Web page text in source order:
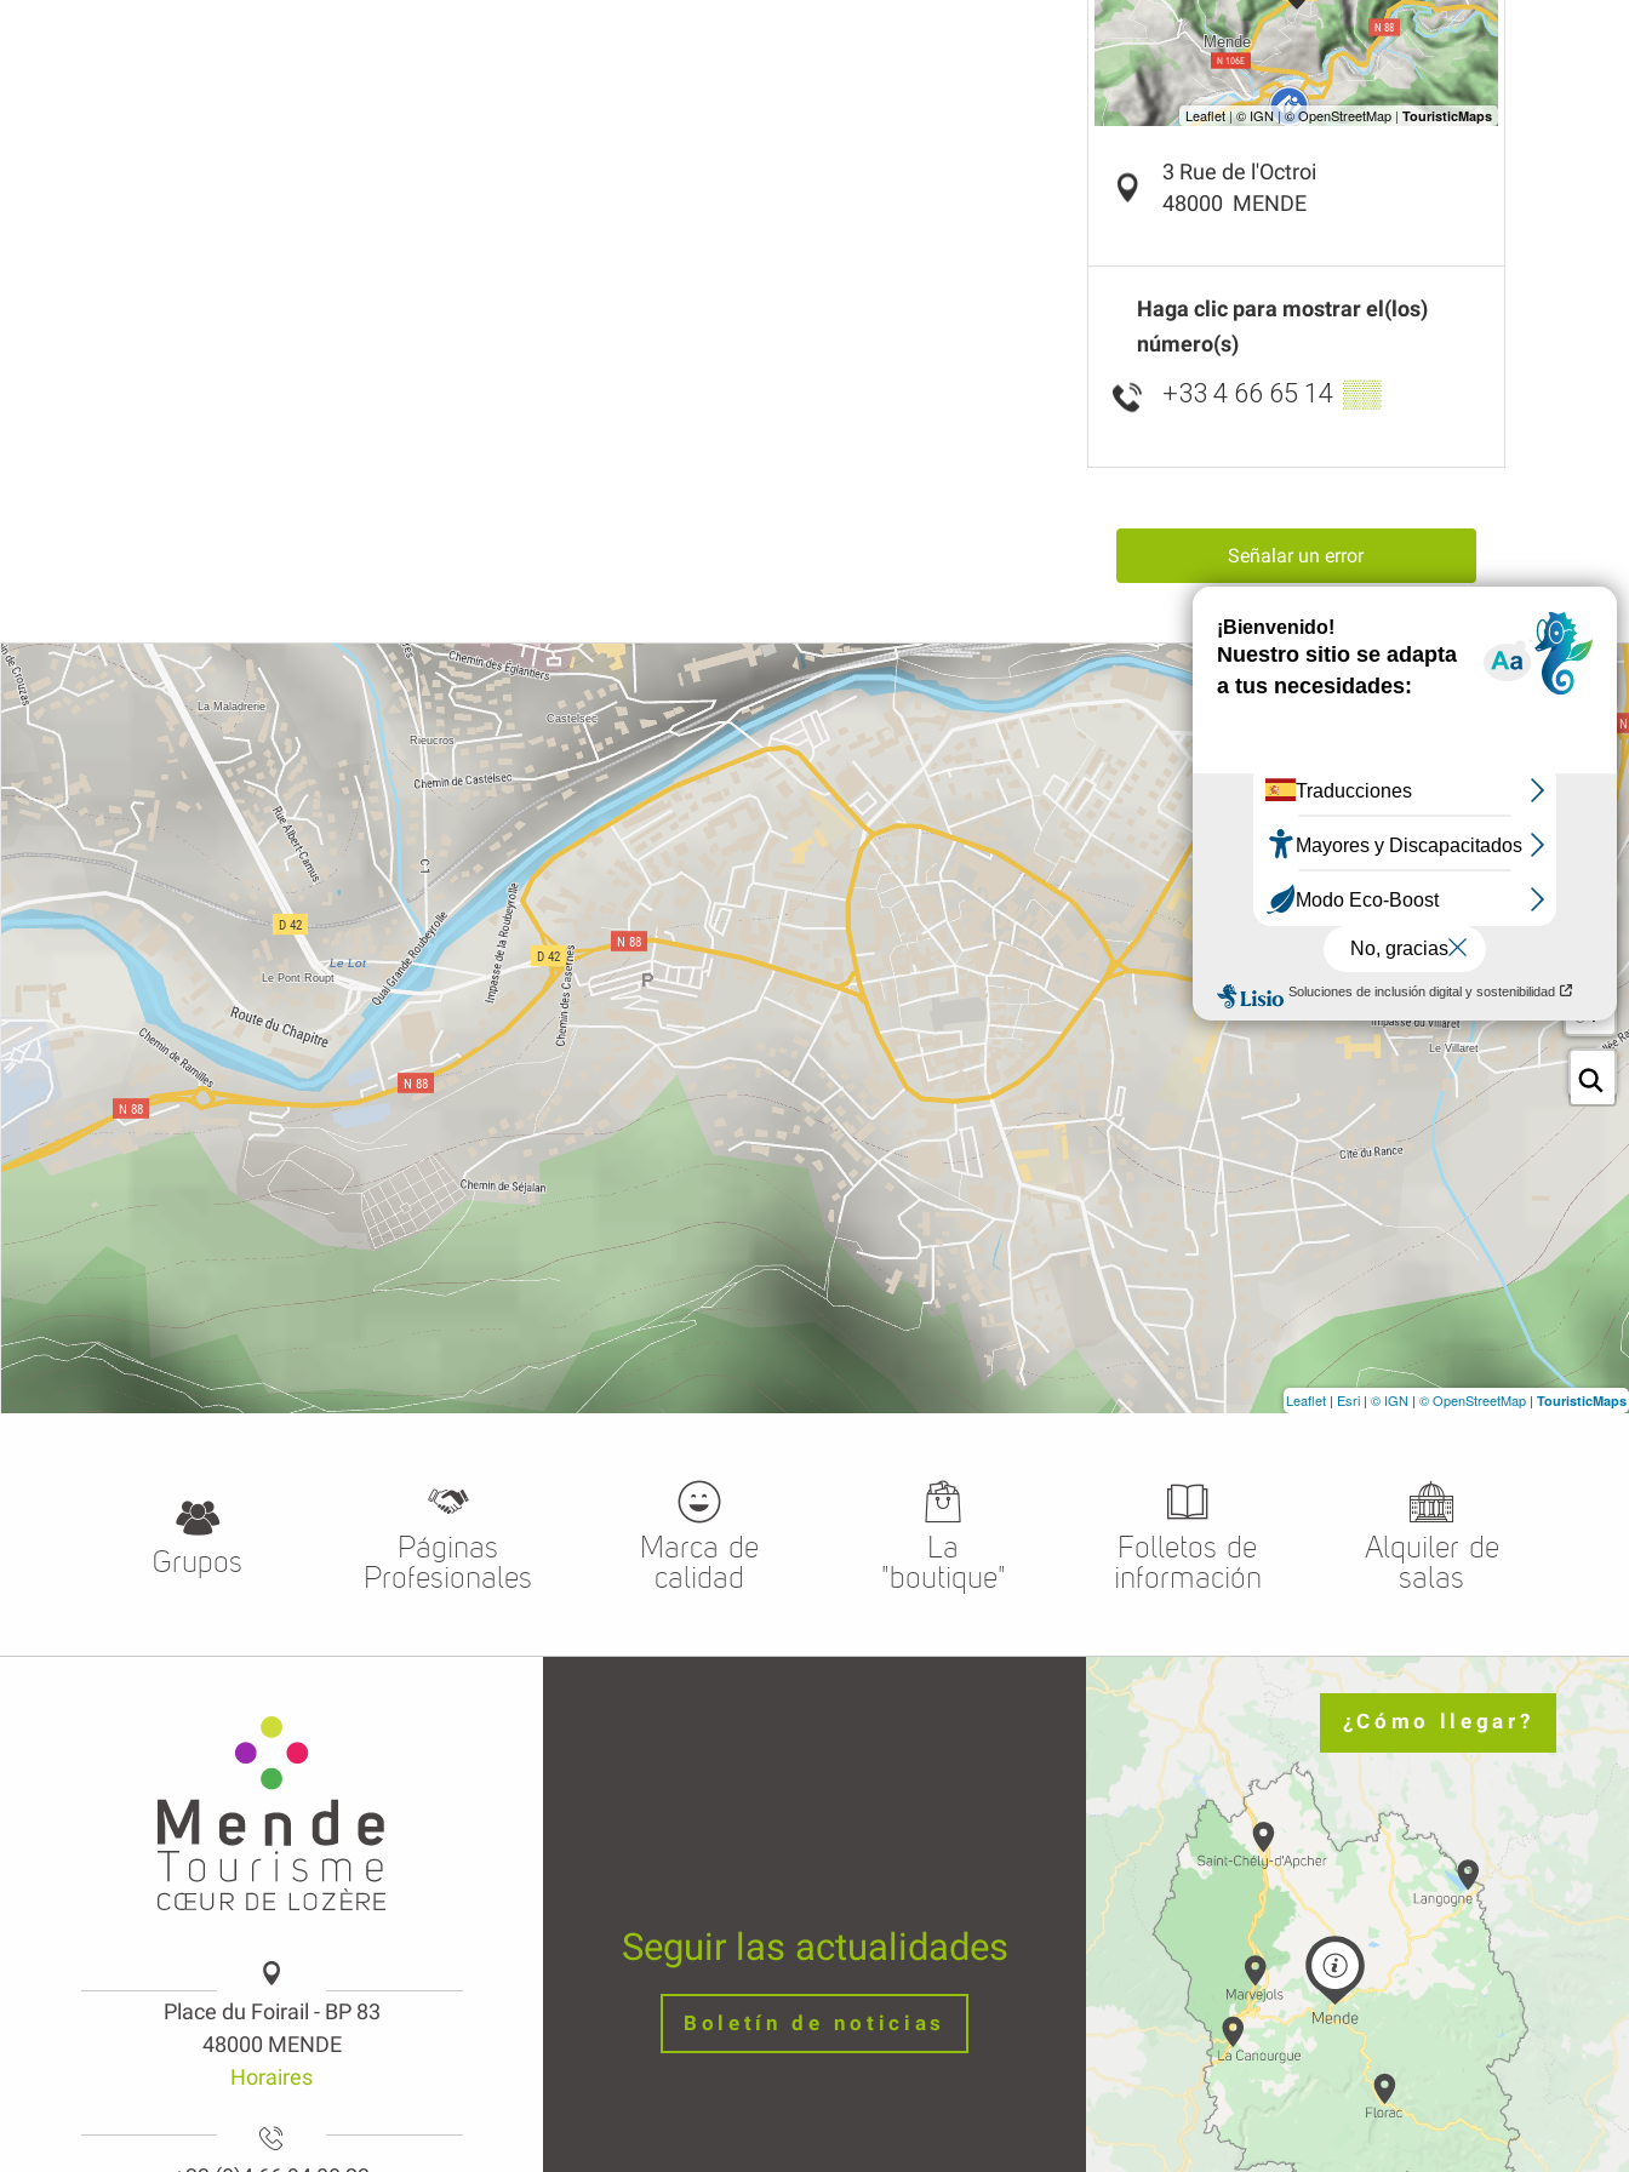
3 Rue de l'Octroi
48000 MENDE
Haga clic para mostrar el(los)
número(s)
+33 4 66 65 14 ▒▒
Señalar un error
Leaflet | Esri | © IGN | © OpenStreetMap | TouristicMaps
Grupos
Páginas
Profesionales
Marca de
calidad
La
"boutique"
Folletos de
información
Alquiler de
salas
Place du Foirail - BP 83
48000 MENDE
Horaires
Seguir las actualidades
Boletín de noticias
¿Cómo llegar?